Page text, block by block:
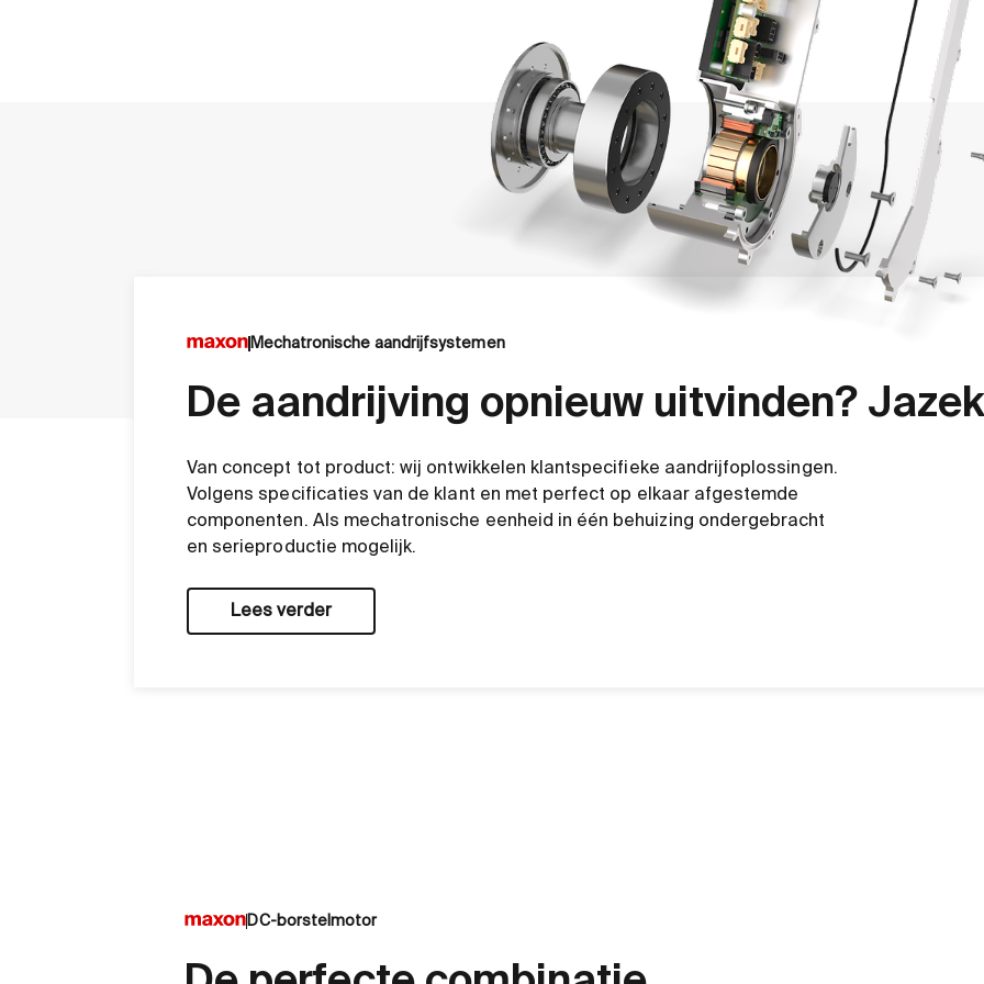
Mechatronische aandrijfsystemen
De aandrijving opnieuw uitvinden?
Van concept tot product: wij ontwikkelen klantspecifieke aandrijfoplossingen.
Volgens specificaties van de klant en met perfect op elkaar afgestemde
componenten. Als mechatronische eenheid in één behuizing ondergebracht
en serieproductie mogelijk.
Lees verder
DC-borstelmotor